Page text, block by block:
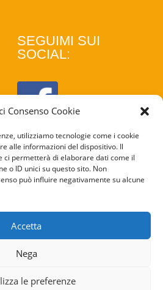
Consenso Cookie
utilizziamo tecnologie come i cookie
alle informazioni del dispositivo. Il
ci permetterà di elaborare dati come il
o ID unici su questo sito. Non
può influire negativamente su alcune
Accetta
Nega
le preferenze
SEGUIMI SUI
SOCIAL:
COOKIE
POLICY
PRIVACY